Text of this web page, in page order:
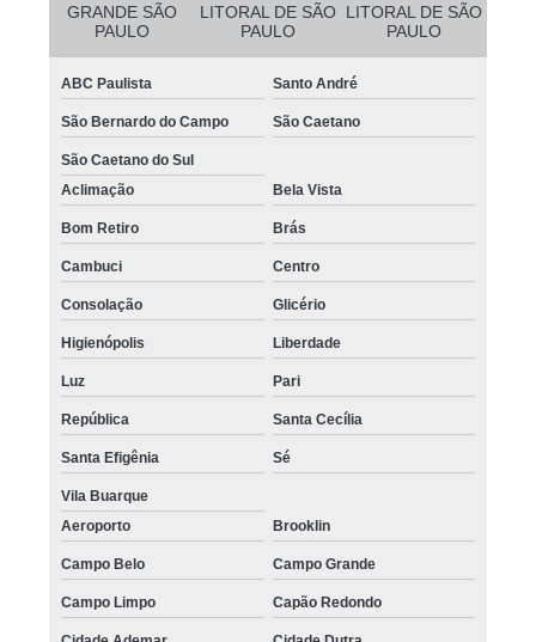
GRANDE SÃO
PAULO
LITORAL DE SÃO
PAULO
LITORAL DE SÃO
PAULO
ABC Paulista Santo André
São Bernardo do Campo São Caetano
São Caetano do Sul
Aclimação
Bela Vista
Bom Retiro Brás
Cambuci Centro
Consolação Glicério
Higienópolis Liberdade
Luz Pari
República Santa Cecília
Santa Efigênia Sé
Vila Buarque
Aeroporto
Brooklin
Campo Belo Campo Grande
Campo Limpo Capão Redondo